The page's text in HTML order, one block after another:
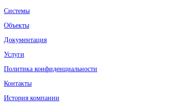
Системы
Объекты
Документация
Услуги
Политика конфиденциальности
Контакты
История компании